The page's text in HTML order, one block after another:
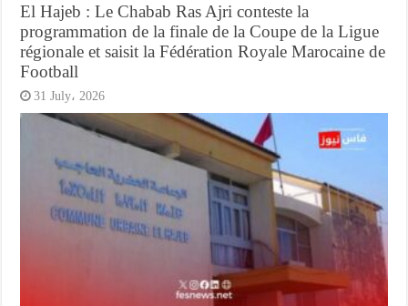
El Hajeb : Le Chabab Ras Ajri conteste la
programmation de la finale de la Coupe de la Ligue
régionale et saisit la Fédération Royale Marocaine de
Football
31 July، 2026